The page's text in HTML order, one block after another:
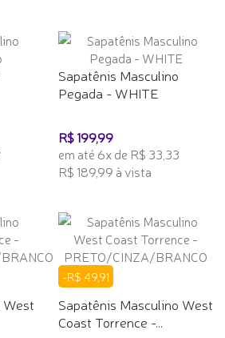
Sapatênis Masculino
Pegada - WHITE
R$ 199,99
em até 6x de R$ 33,33
R$ 189,99 à vista
West
-R$ 49,91
Sapatênis Masculino West
Coast Torrence -...